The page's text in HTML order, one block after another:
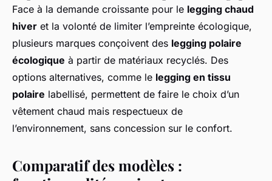
Face à la demande croissante pour le legging chaud
hiver et la volonté de limiter l’empreinte écologique,
plusieurs marques conçoivent des legging polaire
écologique à partir de matériaux recyclés. Des
options alternatives, comme le legging en tissu
polaire labellisé, permettent de faire le choix d’un
vêtement chaud mais respectueux de
l’environnement, sans concession sur le confort.
Comparatif des modèles :